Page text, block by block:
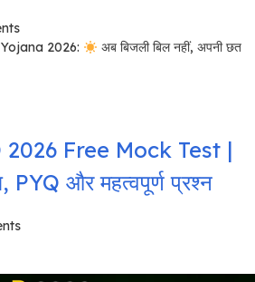
2026:
अब बिजली बिल नहीं, अपनी छत
2026 Free Mock Test |
PYQ और महत्वपूर्ण प्रश्न